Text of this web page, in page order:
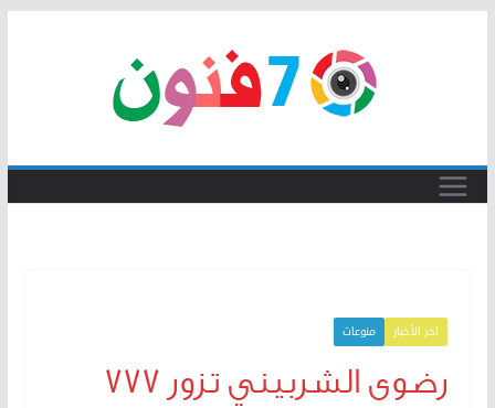
اخر الأخبار منوعات
رضوى الشربيني تزور 777